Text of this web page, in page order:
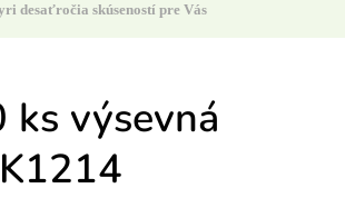
desaťročia skúseností pre Vás
ks výsevná